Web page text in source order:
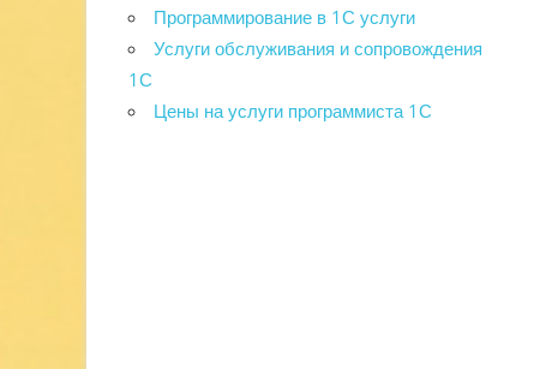
Программирование в 1С услуги
Услуги обслуживания и сопровождения
1С
Цены на услуги программиста 1С